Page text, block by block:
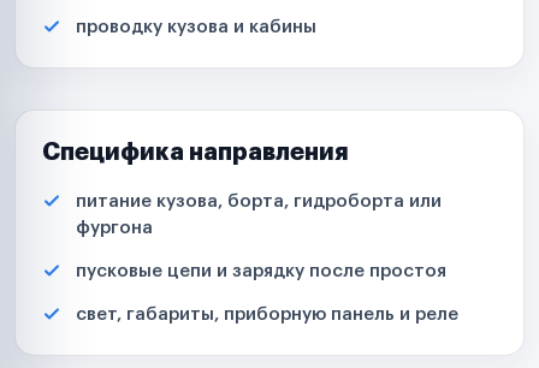
проводку кузова и кабины
Специфика направления
питание кузова, борта, гидроборта или
фургона
пусковые цепи и зарядку после простоя
свет, габариты, приборную панель и реле